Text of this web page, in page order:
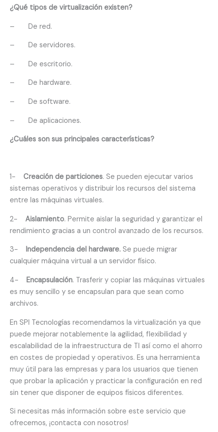
¿Qué tipos de virtualización existen?
– De red.
– De servidores.
– De escritorio.
– De hardware.
– De software.
– De aplicaciones.
¿Cuáles son sus principales características?
1- Creación de particiones. Se pueden ejecutar varios
sistemas operativos y distribuir los recursos del sistema
entre las máquinas virtuales.
2- Aislamiento. Permite aislar la seguridad y garantizar el
rendimiento gracias a un control avanzado de los recursos.
3- Independencia del hardware. Se puede migrar
cualquier máquina virtual a un servidor físico.
4- Encapsulación. Trasferir y copiar las máquinas virtuales
es muy sencillo y se encapsulan para que sean como
archivos.
En SPI Tecnologías recomendamos la virtualización ya que
puede mejorar notablemente la agilidad, flexibilidad y
escalabilidad de la infraestructura de TI así como el ahorro
en costes de propiedad y operativos. Es una herramienta
muy útil para las empresas y para los usuarios que tienen
que probar la aplicación y practicar la configuración en red
sin tener que disponer de equipos físicos diferentes.
Si necesitas más información sobre este servicio que
ofrecemos, ¡contacta con nosotros!